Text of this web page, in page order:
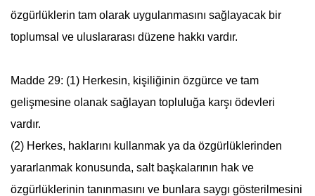
özgürlüklerin tam olarak uygulanmasını sağlayacak bir
toplumsal ve uluslararası düzene hakkı vardır.
Madde 29: (1) Herkesin, kişiliğinin özgürce ve tam
gelişmesine olanak sağlayan topluluğa karşı ödevleri
vardır.
(2) Herkes, haklarını kullanmak ya da özgürlüklerinden
yararlanmak konusunda, salt başkalarının hak ve
özgürlüklerinin tanınmasını ve bunlara saygı gösterilmesini